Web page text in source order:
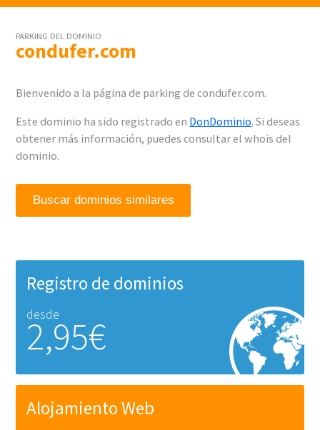
PARKING DEL DOMINIO
condufer.com
Bienvenido a la página de parking de condufer.com.
Este dominio ha sido registrado en DonDominio. Si deseas
obtener más información, puedes consultar el whois del
dominio.
Buscar dominios similares
Registro de dominios
desde
2,95€
Alojamiento Web